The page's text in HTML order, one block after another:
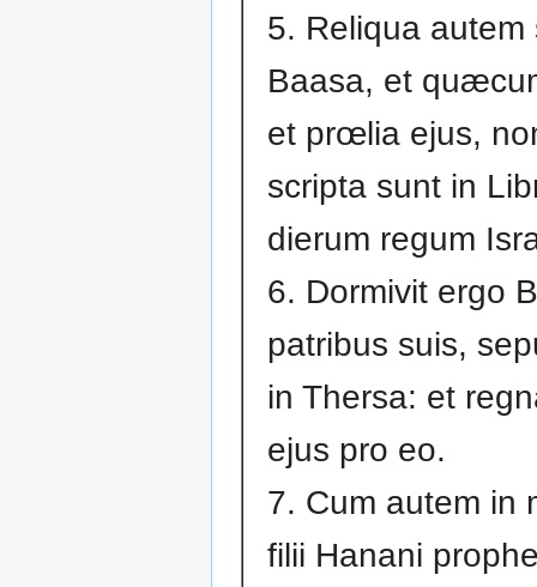
5. Reliqua autem
Baasa, et
et prœlia ejus,
scripta sunt in
dierum regum
6. Dormivit ergo
patribus suis,
in Thersa: et
ejus pro eo.
7. Cum autem in
filii Hanani